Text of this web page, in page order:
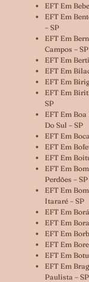
EFT Em
EFT Em
– SP
EFT Em
Campos – SP
EFT Em
EFT Em
EFT Em
EFT Em
SP
EFT Em Boa
Do Sul – SP
EFT Em
EFT Em
EFT Em
EFT Em
Perdões – SP
EFT Em
Itararé – SP
EFT Em
EFT Em
EFT Em
EFT Em
EFT Em
EFT Em
Paulista – SP